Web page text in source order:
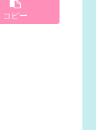
コピー